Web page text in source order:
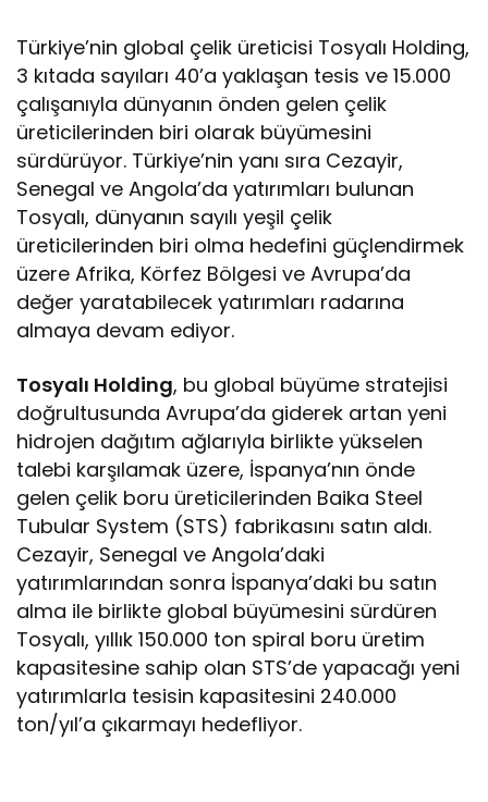
Türkiye’nin global çelik üreticisi Tosyalı Holding,
3 kıtada sayıları 40’a yaklaşan tesis ve 15.000
çalışanıyla dünyanın önden gelen çelik
üreticilerinden biri olarak büyümesini
sürdürüyor. Türkiye’nin yanı sıra Cezayir,
Senegal ve Angola’da yatırımları bulunan
Tosyalı, dünyanın sayılı yeşil çelik
üreticilerinden biri olma hedefini güçlendirmek
üzere Afrika, Körfez Bölgesi ve Avrupa’da
değer yaratabilecek yatırımları radarına
almaya devam ediyor.
Tosyalı Holding, bu global büyüme stratejisi
doğrultusunda Avrupa’da giderek artan yeni
hidrojen dağıtım ağlarıyla birlikte yükselen
talebi karşılamak üzere, İspanya’nın önde
gelen çelik boru üreticilerinden Baika Steel
Tubular System (STS) fabrikasını satın aldı.
Cezayir, Senegal ve Angola’daki
yatırımlarından sonra İspanya’daki bu satın
alma ile birlikte global büyümesini sürdüren
Tosyalı, yıllık 150.000 ton spiral boru üretim
kapasitesine sahip olan STS’de yapacağı yeni
yatırımlarla tesisin kapasitesini 240.000
ton/yıl’a çıkarmayı hedefliyor.